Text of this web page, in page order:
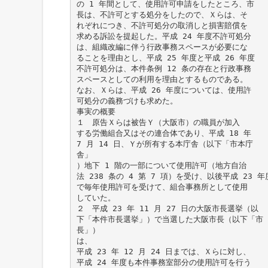
の 1 年間として、使用許可申請をしたところ、市
長は、不許可とする処分をしたので、Ｘらは、そ
れぞれにつき、不許可処分の取消しと損害賠償を
求める訴訟を提起した。平成 24 年度不許可処分
は、組織改編に伴う行政事務スペースが必要にな
ることを理由とし、平成 25 年度と平成 26 年度
不許可処分は、本件条例 12 条の存在と行政事務
スペースとしての利用を理由とするものである。
なお、Ｘらは、平成 26 年度については、使用許
可処分の義務づけも求めた。
事実の概要
１ 原告Ｘらは被告Ｙ（大阪市）の職員が加入
する労働組合又はその連合体であり、平成 18 年
7 月 14 日、Ｙが所有する本庁舎（以下「市本庁
舎」
）地下 1 階の一部について使用許可（地方自治
法 238 条の 4 第 7 項）を受け、以後平成 23 年
で毎年使用許可を受けて、組合事務所として使用
していた。
２ 平成 23 年 11 月 27 日の大阪市長選挙（以
下「本件市長選挙」）で当選した大阪市長（以下「市
長」）
は、
平成 23 年 12 月 24 日までは、Ｘらに対し、
平成 24 年度も本件事務室部分の使用許可を行う